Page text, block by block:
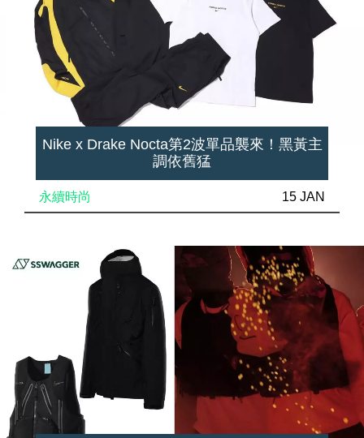
Nike x Drake Nocta第2波單品襲來！黑黃主
調依舊猛
永續時尚 15 JAN